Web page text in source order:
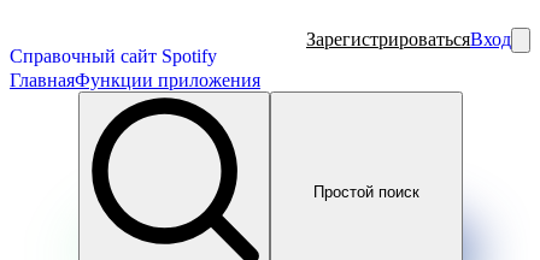
Справочный сайт Spotify
ЗарегистрироватьсяВход
ГлавнаяФункции приложения
Простой поиск